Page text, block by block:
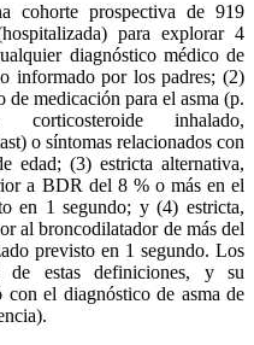
cohorte prospectiva de 919
para explorar 4
diagnóstico médico de
informado por los padres; (2)
medicación para el asma (p.
inhalado,
o síntomas relacionados con
edad; (3) estricta alternativa,
a BDR del 8 % o más en el
en 1 segundo; y (4) estricta,
al broncodilatador de más del
previsto en 1 segundo. Los
de estas definiciones, y su
con el diagnóstico de asma de